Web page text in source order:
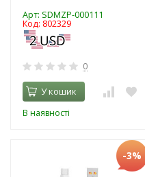
Арт: SDMZP-000111
Код: 802329
0
У кошик
В наявності
-3%